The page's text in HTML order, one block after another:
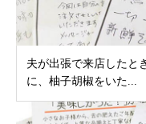
夫が出張で来店したと
に、柚子胡椒をいた...